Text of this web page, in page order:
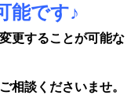
能です♪
更することが可能な
相談くださいませ。